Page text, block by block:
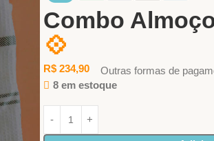
Combo
💠
R$ 234,90
Outras formas de
8 em estoque